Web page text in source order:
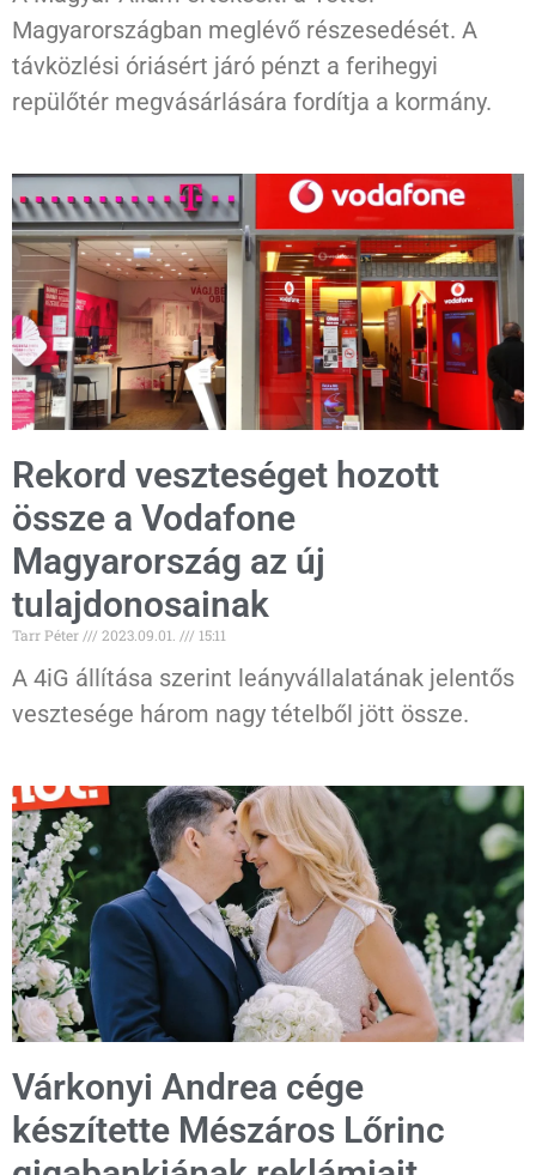
Magyarországban meglévő részesedését. A
távközlési óriásért járó pénzt a ferihegyi
repülőtér megvásárlására fordítja a kormány.
Rekord veszteséget hozott
össze a Vodafone
Magyarország az új
tulajdonosainak
Tarr Péter 2023.09.01. 15:11
A 4iG állítása szerint leányvállalatának jelentős
vesztesége három nagy tételből jött össze.
Várkonyi Andrea cége
készítette Mészáros Lőrinc